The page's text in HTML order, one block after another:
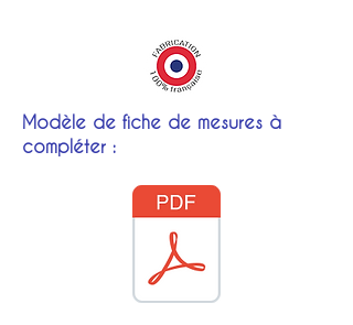
Jupon ample avec volant en
mousseline brodée.
Panier en tissus et baleine
XVIIIe.
Modèle de fiche de mesures à
compléter :